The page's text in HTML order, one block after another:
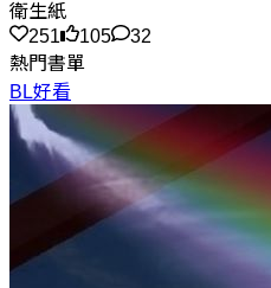
衛生紙
251
105
32
熱門書單
BL好看